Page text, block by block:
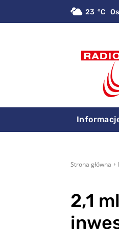
23 C
Strona główna
2,1